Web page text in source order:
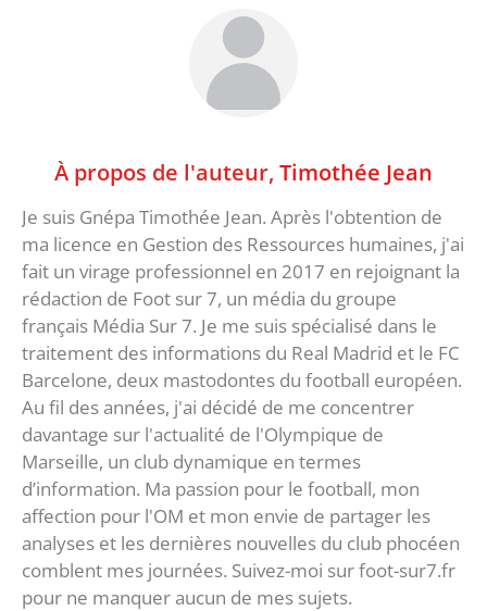
À propos de l'auteur, Timothée Jean
Je suis Gnépa Timothée Jean. Après l'obtention de
ma licence en Gestion des Ressources humaines, j'ai
fait un virage professionnel en 2017 en rejoignant la
rédaction de Foot sur 7, un média du groupe
français Média Sur 7. Je me suis spécialisé dans le
traitement des informations du Real Madrid et le FC
Barcelone, deux mastodontes du football européen.
Au fil des années, j'ai décidé de me concentrer
davantage sur l'actualité de l'Olympique de
Marseille, un club dynamique en termes
d’information. Ma passion pour le football, mon
affection pour l'OM et mon envie de partager les
analyses et les dernières nouvelles du club phocéen
comblent mes journées. Suivez-moi sur foot-sur7.fr
pour ne manquer aucun de mes sujets.